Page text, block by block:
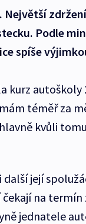
Podle
spíše
kurz autoškoly
téměř za
kvůli
její
na
jednatele